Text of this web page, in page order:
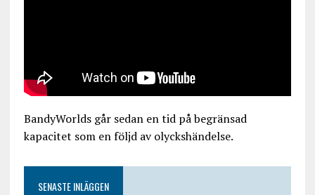
BandyWorlds går sedan en tid på begränsad
kapacitet som en följd av olyckshändelse.
SENASTE INLÄGGEN